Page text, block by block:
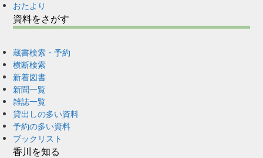
おたより
資料をさがす
蔵書検索・予約
横断検索
新着図書
新聞一覧
雑誌一覧
貸出しの多い資料
予約の多い資料
ブックリスト
香川を知る